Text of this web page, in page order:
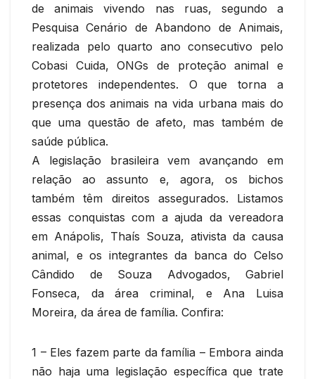
de animais vivendo nas ruas, segundo a
Pesquisa Cenário de Abandono de Animais,
realizada pelo quarto ano consecutivo pelo
Cobasi Cuida, ONGs de proteção animal e
protetores independentes. O que torna a
presença dos animais na vida urbana mais do
que uma questão de afeto, mas também de
saúde pública.
A legislação brasileira vem avançando em
relação ao assunto e, agora, os bichos
também têm direitos assegurados. Listamos
essas conquistas com a ajuda da vereadora
em Anápolis, Thaís Souza, ativista da causa
animal, e os integrantes da banca do Celso
Cândido de Souza Advogados, Gabriel
Fonseca, da área criminal, e Ana Luisa
Moreira, da área de família. Confira:
1 – Eles fazem parte da família – Embora ainda
não haja uma legislação específica que trate